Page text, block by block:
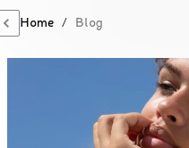
Home / Blog